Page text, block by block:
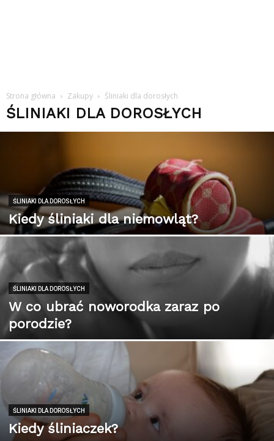
Strona główna Zakupy Śliniaki dla dorosłych
ŚLINIAKI DLA DOROSŁYCH
ŚLINIAKI DLA DOROSŁYCH
Kiedy śliniaki dla niemowląt?
ŚLINIAKI DLA DOROSŁYCH
W co ubrać noworodka zaraz po
porodzie?
ŚLINIAKI DLA DOROSŁYCH
Kiedy śliniaczek?